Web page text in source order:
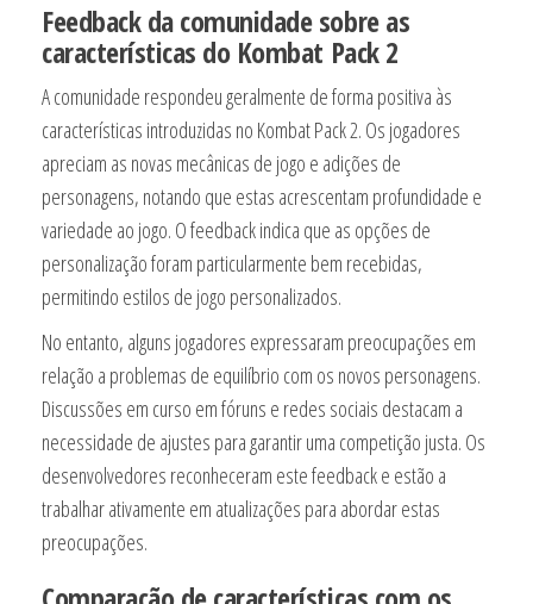
Feedback da comunidade sobre as
características do Kombat Pack 2
A comunidade respondeu geralmente de forma positiva às
características introduzidas no Kombat Pack 2. Os jogadores
apreciam as novas mecânicas de jogo e adições de
personagens, notando que estas acrescentam profundidade e
variedade ao jogo. O feedback indica que as opções de
personalização foram particularmente bem recebidas,
permitindo estilos de jogo personalizados.
No entanto, alguns jogadores expressaram preocupações em
relação a problemas de equilíbrio com os novos personagens.
Discussões em curso em fóruns e redes sociais destacam a
necessidade de ajustes para garantir uma competição justa. Os
desenvolvedores reconheceram este feedback e estão a
trabalhar ativamente em atualizações para abordar estas
preocupações.